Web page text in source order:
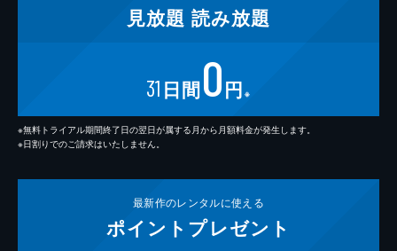
見放題 読み放題
31 日間0円 ※
※無料トライアル期間終了日の翌日が属する月から月額料金が発生します。
※日割りでのご請求はいたしません。
最新作のレンタルに使える
ポイント プレゼント